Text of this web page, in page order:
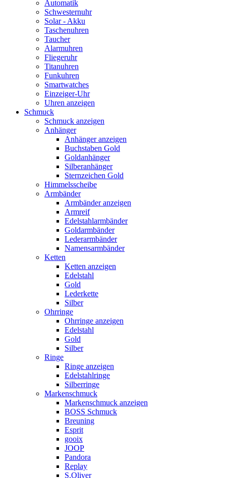
Automatik
Schwesternuhr
Solar - Akku
Taschenuhren
Taucher
Alarmuhren
Fliegeruhr
Titanuhren
Funkuhren
Smartwatches
Einzeiger-Uhr
Uhren anzeigen
Schmuck
Schmuck anzeigen
Anhänger
Anhänger anzeigen
Buchstaben Gold
Goldanhänger
Silberanhänger
Sternzeichen Gold
Himmelsscheibe
Armbänder
Armbänder anzeigen
Armreif
Edelstahlarmbänder
Goldarmbänder
Lederarmbänder
Namensarmbänder
Ketten
Ketten anzeigen
Edelstahl
Gold
Lederkette
Silber
Ohrringe
Ohrringe anzeigen
Edelstahl
Gold
Silber
Ringe
Ringe anzeigen
Edelstahlringe
Silberringe
Markenschmuck
Markenschmuck anzeigen
BOSS Schmuck
Breuning
Esprit
gooix
JOOP
Pandora
Replay
S.Oliver